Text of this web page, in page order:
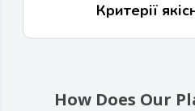
Критерії
How Does Our